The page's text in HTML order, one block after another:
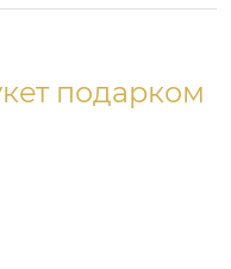
подарком